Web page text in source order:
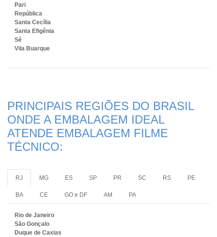
Pari
República
Santa Cecília
Santa Efigênia
Sé
Vila Buarque
PRINCIPAIS REGIÕES DO BRASIL
ONDE A EMBALAGEM IDEAL
ATENDE EMBALAGEM FILME
TÉCNICO:
RJ MG ES SP PR SC RS PE
BA CE GO e DF AM PA
Rio de Janeiro
São Gonçalo
Duque de Caxias